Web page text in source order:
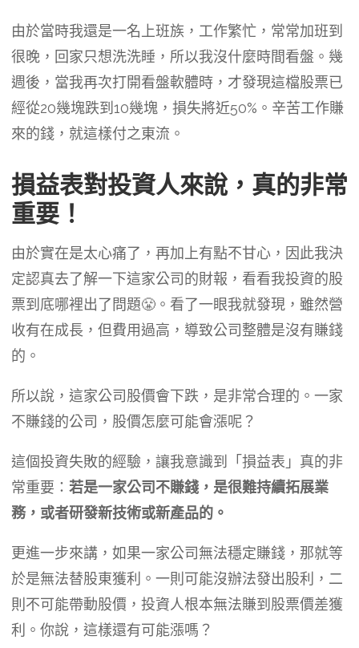
由於當時我還是一名上班族，工作繁忙，常常加班到
很晚，回家只想洗洗睡，所以我沒什麼時間看盤。幾
週後，當我再次打開看盤軟體時，才發現這檔股票已
經從20幾塊跌到10幾塊，損失將近50%。辛苦工作賺
來的錢，就這樣付之東流。
損益表對投資人來說，真的非常
重要！
由於實在是太心痛了，再加上有點不甘心，因此我決
定認真去了解一下這家公司的財報，看看我投資的股
票到底哪裡出了問題😤。看了一眼我就發現，雖然營
收有在成長，但費用過高，導致公司整體是沒有賺錢
的。
所以說，這家公司股價會下跌，是非常合理的。一家
不賺錢的公司，股價怎麼可能會漲呢？
這個投資失敗的經驗，讓我意識到「損益表」真的非
常重要： 若是一家公司不賺錢，是很難持續拓展業
務，或者研發新技術或新產品的。
更進一步來講，如果一家公司無法穩定賺錢，那就等
於是無法替股東獲利。一則可能沒辦法發出股利，二
則不可能帶動股價，投資人根本無法賺到股票價差獲
利。你說，這樣還有可能漲嗎？